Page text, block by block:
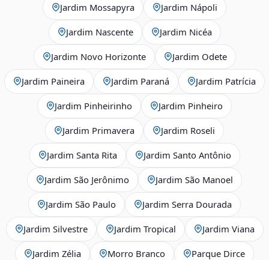
Jardim Mossapyra Jardim Nápoli
Jardim Nascente Jardim Nicéa
Jardim Novo Horizonte Jardim Odete
Jardim Paineira Jardim Paraná Jardim Patrícia
Jardim Pinheirinho Jardim Pinheiro
Jardim Primavera Jardim Roseli
Jardim Santa Rita Jardim Santo Antônio
Jardim São Jerônimo Jardim São Manoel
Jardim São Paulo Jardim Serra Dourada
Jardim Silvestre Jardim Tropical Jardim Viana
Jardim Zélia Morro Branco Parque Dirce